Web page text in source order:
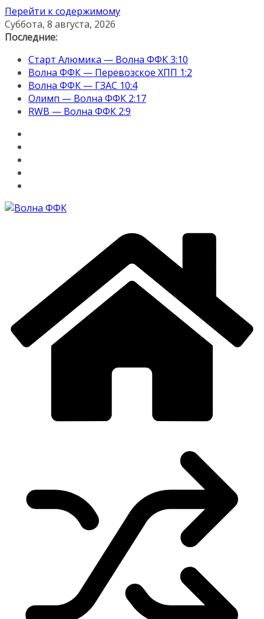
Перейти к содержимому
Суббота, 8 августа, 2026
Последние:
Старт Алюмика — Волна ФФК 3:10
Волна ФФК — Перевозское ХПП 1:2
Волна ФФК — ГЗАС 10:4
Олимп — Волна ФФК 2:17
RWB — Волна ФФК 2:9